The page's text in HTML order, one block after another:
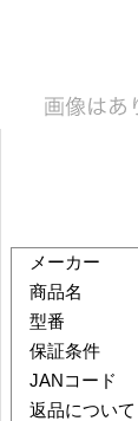
メーカー
商品名
型番
保証条件
JANコード
返品について